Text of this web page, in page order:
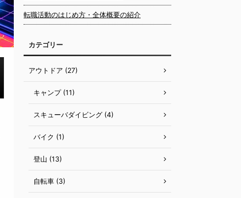
転職活動のはじめ方・全体概要の紹介
カテゴリー
アウトドア (27)
キャンプ (11)
スキューバダイビング (4)
バイク (1)
登山 (13)
自転車 (3)